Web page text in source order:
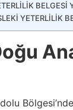
BELGESİ
YETERLİLİK